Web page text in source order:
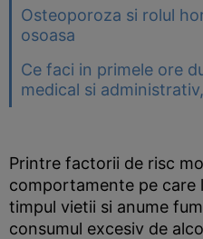
Osteoporoza si rolul
osoasa
Ce faci in primele ore
medical si
Printre factorii de risc
comportamente pe care
timpul vietii si anume
consumul excesiv de